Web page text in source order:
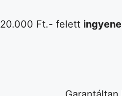
20.000 Ft.- felett